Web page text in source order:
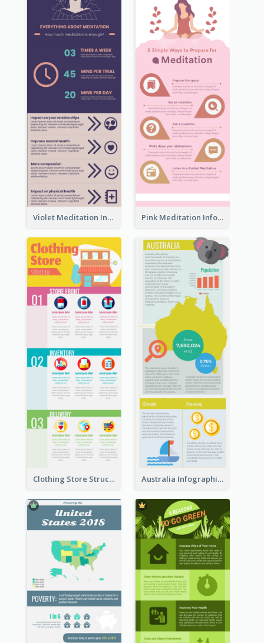
Violet Meditation Infographic Pink Meditation Infographic
Clothing Store Structure Infographic Australia Infographic